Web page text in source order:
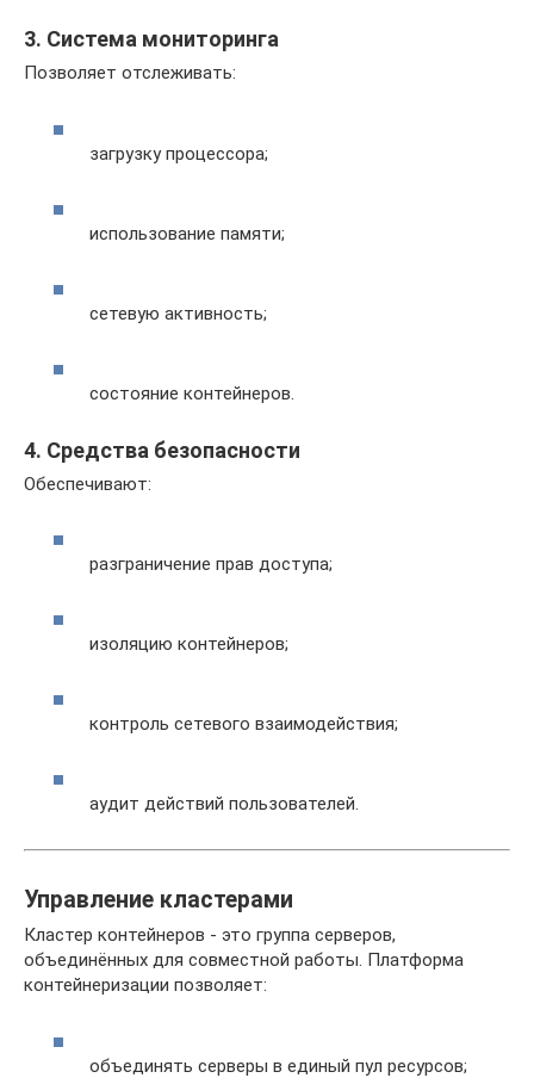
3. Система мониторинга
Позволяет отслеживать:
загрузку процессора;
использование памяти;
сетевую активность;
состояние контейнеров.
4. Средства безопасности
Обеспечивают:
разграничение прав доступа;
изоляцию контейнеров;
контроль сетевого взаимодействия;
аудит действий пользователей.
Управление кластерами
Кластер контейнеров - это группа серверов,
объединённых для совместной работы. Платформа
контейнеризации позволяет:
объединять серверы в единый пул ресурсов;